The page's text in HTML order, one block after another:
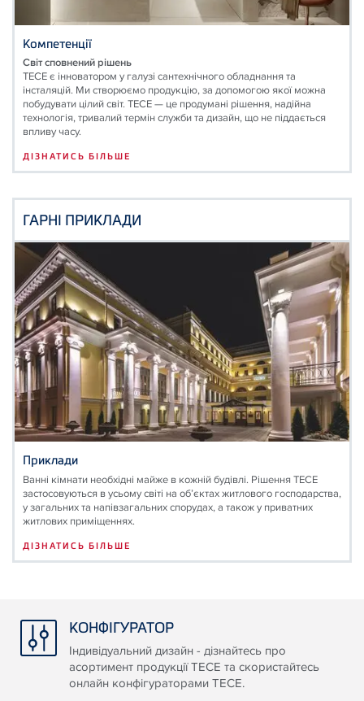
Компетенції
Світ сповнений рішень
TECE є інноватором у галузі сантехнічного обладнання та
інсталяцій. Ми створюємо продукцію, за допомогою якої можна
побудувати цілий світ. ТЕСЕ — це продумані рішення, надійна
технологія, тривалий термін служби та дизайн, що не піддається
впливу часу.
ДІЗНАТИСЬ БІЛЬШЕ
ГАРНІ ПРИКЛАДИ
Приклади
Ванні кімнати необхідні майже в кожній будівлі. Рішення ТЕСЕ
застосовуються в усьому світі на об’єктах житлового господарства,
у загальних та напівзагальних спорудах, а також у приватних
житлових приміщеннях.
ДІЗНАТИСЬ БІЛЬШЕ
КОНФІГУРАТОР
Індивідуальний дизайн - дізнайтесь про
асортимент продукції ТЕСЕ та скористайтесь
онлайн конфігураторами ТЕСЕ.